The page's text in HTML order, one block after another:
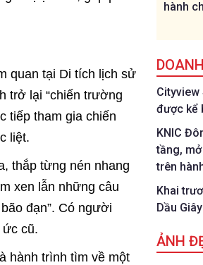
quan tại Di tích lịch sử
trở lại “chiến trường
tiếp tham gia chiến
liệt.
thắp từng nén nhang
xen lẫn những câu
đạn”. Có người
cũ.
hành trình tìm về một
hành
được kể
KNIC
tầng,
trên
Khai
Dầu Giây
ẢNH